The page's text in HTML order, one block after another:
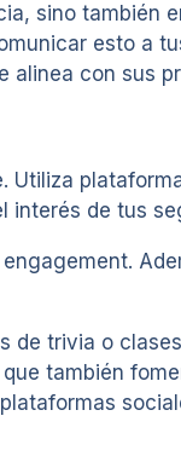
sino también
esto a
alinea con sus
de tus
trivia o
también